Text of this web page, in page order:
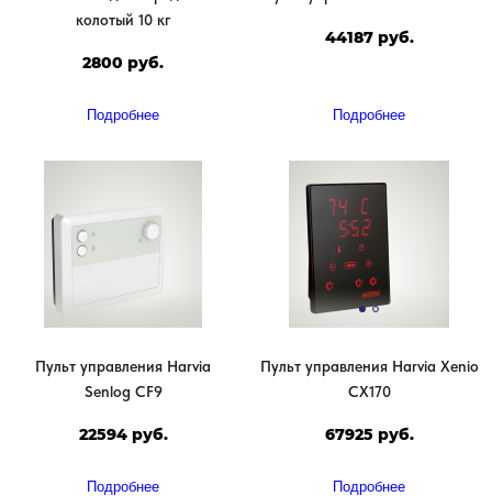
колотый 10 кг
2800 руб.
Подробнее
44187 руб.
Подробнее
Пульт управления Harvia
Senlog CF9
22594 руб.
Подробнее
Пульт управления Harvia Xenio
CX170
67925 руб.
Подробнее